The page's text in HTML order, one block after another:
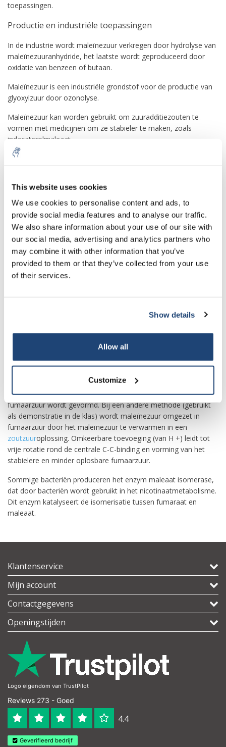
This website uses cookies
We use cookies to personalise content and ads, to
provide social media features and to analyse our traffic.
We also share information about your use of our site with
our social media, advertising and analytics partners who
may combine it with other information that you’ve
provided to them or that they’ve collected from your use
of their services.
Show details
Allow all
Customize
toepassingen.
Productie en industriële toepassingen
In de industrie wordt maleïnezuur verkregen door hydrolyse van
maleïnezuuranhydride, het laatste wordt geproduceerd door
oxidatie van benzeen of butaan.
Maleïnezuur is een industriële grondstof voor de productie van
glyoxylzuur door ozonolyse.
Maleïnezuur kan worden gebruikt om zuuradditiezouten te
vormen met medicijnen om ze stabieler te maken, zoals
indacaterolmaleaat.
Maleïnezuur wordt ook gebruikt als adhesiepromotor voor
verschillende substraten, zoals met nylon enzinkbeklede
basis van methylmethacrylaat.
-Isomerisatie tot fumaarzuur
Het belangrijkste industriële gebruik van maleïnezuur is de
omzetting in fumaarzuur. Deze omzetting, een isomerisatie,
wordt gekatalyseerd door een verscheidenheid aan reagentia,
zoals minerale zuren enthioureum. Nogmaals, het grote
verschil in oplosbaarheid in water maakt de zuivering van
Maleïnezuur en fumaarzuur wisselen niet spontaan uit omdat
trans-isomeer is echter mogelijk door fotolyse in aanwezigheid
van een kleine hoeveelheid broom. Licht zet elementair broom
additie tot een broom-alkaanradicaal; en nu is rotatie van een
enkele binding mogelijk. De broomradicalen recombineren en
fumaarzuur wordt gevormd. Bij een andere methode (gebruikt
als demonstratie in de klas) wordt maleïnezuur omgezet in
fumaarzuur door het maleïnezuur te verwarmen in een
zoutzuuroplossing. Omkeerbare toevoeging (van H +) leidt tot
vrije rotatie rond de centrale C-C-binding en vorming van het
stabielere en minder oplosbare fumaarzuur.
Sommige bacteriën produceren het enzym maleaat isomerase,
dat door bacteriën wordt gebruikt in het nicotinaatmetabolisme.
Dit enzym katalyseert de isomerisatie tussen fumaraat en
maleaat.
Klantenservice
Mijn account
Contactgegevens
Openingstijden
Logo eigendom van TrustPilot
Reviews 273 - Goed
4.4
Geverifieerd bedrijf